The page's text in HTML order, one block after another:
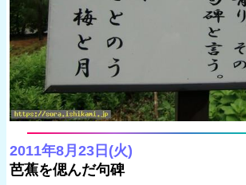
2011年8月23日(火)
芭蕉を偲んだ句碑